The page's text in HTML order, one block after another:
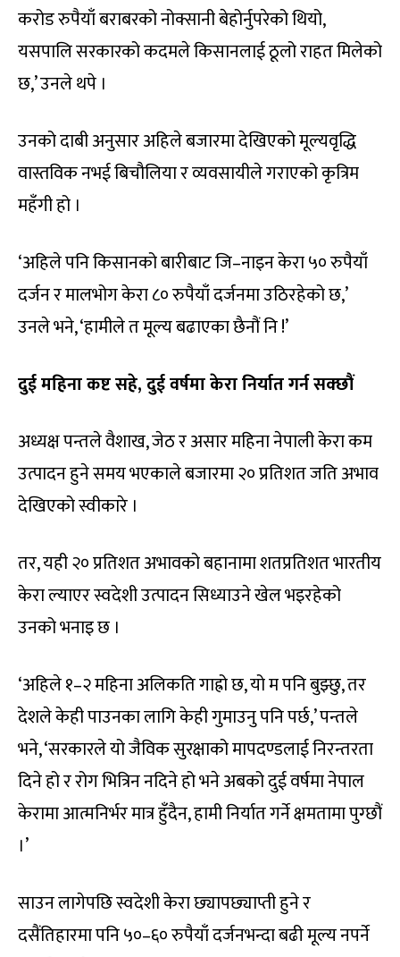
करोड रुपैयाँ बराबरको नोक्सानी बेहोर्नुपरेको थियो,
यसपालि सरकारको कदमले किसानलाई ठूलो राहत मिलेको
छ,’ उनले थपे ।
उनको दाबी अनुसार अहिले बजारमा देखिएको मूल्यवृद्धि
वास्तविक नभई बिचौलिया र व्यवसायीले गराएको कृत्रिम
महँगी हो ।
‘अहिले पनि किसानको बारीबाट जि–नाइन केरा ५० रुपैयाँ
दर्जन र मालभोग केरा ८० रुपैयाँ दर्जनमा उठिरहेको छ,’
उनले भने, ‘हामीले त मूल्य बढाएका छैनौं नि !’
दुई महिना कष्ट सहे, दुई वर्षमा केरा निर्यात गर्न सक्छौं
अध्यक्ष पन्तले वैशाख, जेठ र असार महिना नेपाली केरा कम
उत्पादन हुने समय भएकाले बजारमा २० प्रतिशत जति अभाव
देखिएको स्वीकारे ।
तर, यही २० प्रतिशत अभावको बहानामा शतप्रतिशत भारतीय
केरा ल्याएर स्वदेशी उत्पादन सिध्याउने खेल भइरहेको
उनको भनाइ छ ।
‘अहिले १–२ महिना अलिकति गाह्रो छ, यो म पनि बुझ्छु, तर
देशले केही पाउनका लागि केही गुमाउनु पनि पर्छ,’ पन्तले
भने, ‘सरकारले यो जैविक सुरक्षाको मापदण्डलाई निरन्तरता
दिने हो र रोग भित्रिन नदिने हो भने अबको दुई वर्षमा नेपाल
केरामा आत्मनिर्भर मात्र हुँदैन, हामी निर्यात गर्ने क्षमतामा पुग्छौं
।’
साउन लागेपछि स्वदेशी केरा छ्यापछ्याप्ती हुने र
दसैंतिहारमा पनि ५०–६० रुपैयाँ दर्जनभन्दा बढी मूल्य नपर्ने